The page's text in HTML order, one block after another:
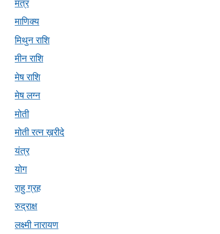
मंत्र
माणिक्य
मिथुन राशि
मीन राशि
मेष राशि
मेष लग्न
मोती
मोती रत्न ख़रीदे
यंत्र
योग
राहु ग्रह
रुद्राक्ष
लक्ष्मी नारायण